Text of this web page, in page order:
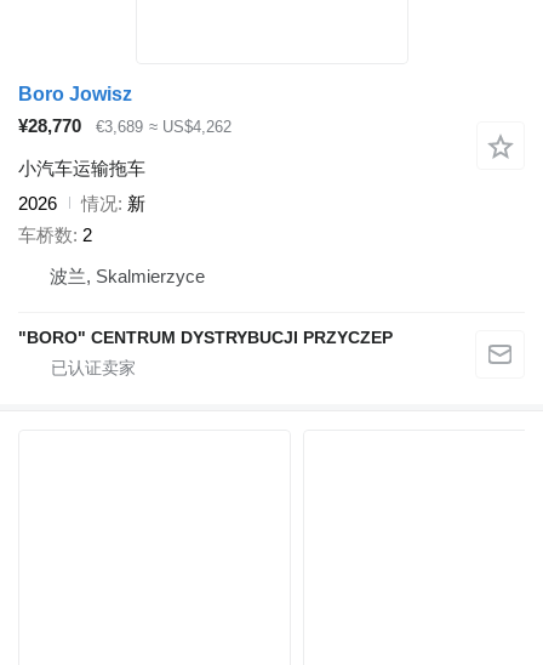
Boro Jowisz
¥28,770
€3,689 ≈ US$4,262
小汽车运输拖车
2026
情况 新
车桥数 2
波兰, Skalmierzyce
"BORO" CENTRUM DYSTRYBUCJI PRZYCZEP